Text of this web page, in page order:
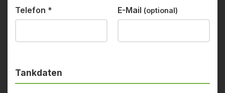
Telefon * E-Mail (optional)
Tankdaten